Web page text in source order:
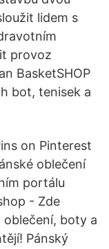
lidem s
provoz
BasketSHOP
bot, tenisek a
on Pinterest
oblečení
portálu
- Zde
boty a
Pánský